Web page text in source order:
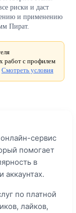
риски и даст
и применению
Пират.
работ с профилем
Смотреть условия
сервис
помогает
в
аккаунтах.
по платной
лайков,